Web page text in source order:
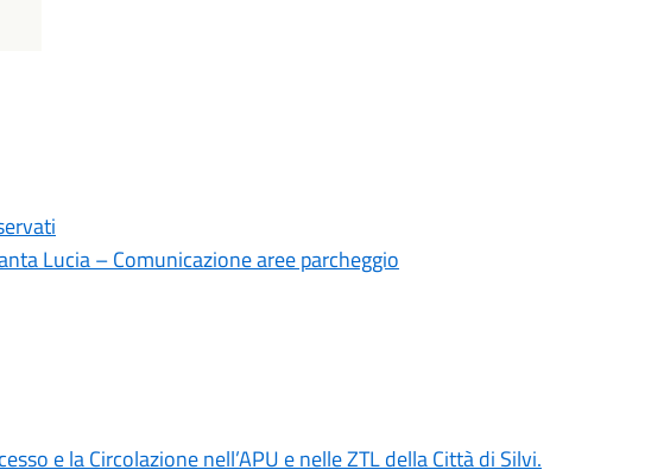
Lucia – Comunicazione aree parcheggio
e la Circolazione nell’APU e nelle ZTL della Città di Silvi.